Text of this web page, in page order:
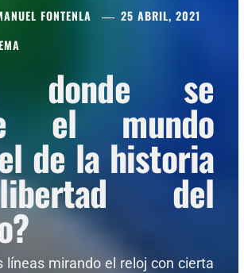
FONTENLA
25 ABRIL, 2021
donde se
el mundo
de la historia
del
líneas mirando el reloj con cierta